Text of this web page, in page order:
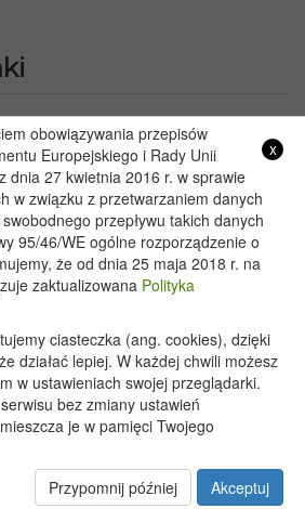
we Włodawie
w Lublinie
Lubelskiego w Lublinie
Polskiej
prądu
2020@ - Urząd Gminy Wyryki
x
obowiązywania przepisów
Europejskiego i Rady Unii
dnia 27 kwietnia 2016 r. w sprawie
w związku z przetwarzaniem danych
przepływu takich danych
95/46/WE ogólne rozporządzenie o
że od dnia 25 maja 2018 r. na
zaktualizowana Polityka
ciasteczka (ang. cookies), dzięki
działać lepiej. W każdej chwili możesz
w ustawieniach swojej przeglądarki.
bez zmiany ustawień
je w pamięci Twojego
Akceptuj
Przypomnij później